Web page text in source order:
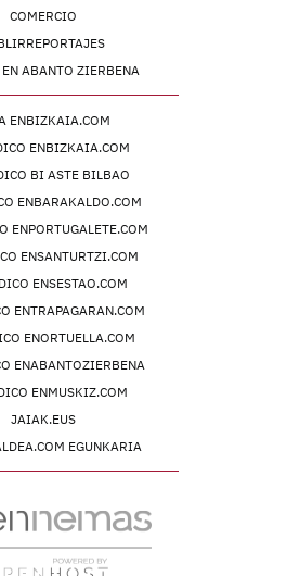
COMERCIO
EN ABANTO ZIERBENA
ENBIZKAIA.COM
ENBIZKAIA.COM
BI ASTE BILBAO
ENBARAKALDO.COM
ENPORTUGALETE.COM
ENSANTURTZI.COM
ENSESTAO.COM
ENTRAPAGARAN.COM
ENORTUELLA.COM
ENABANTOZIERBENA
ENMUSKIZ.COM
JAIAK.EUS
EGUNKARIA